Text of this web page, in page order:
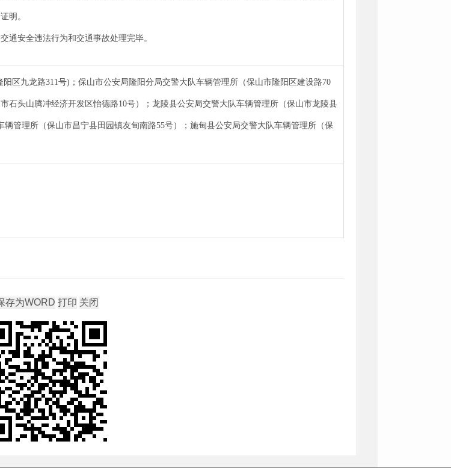
明。
通安全违法行为和交通事故处理完毕。
区九龙路311号)；保山市公安局隆阳分局交警大队车辆管理所（保山市隆阳区建设路70
石头山腾冲经济开发区怡德路10号）；龙陵县公安局交警大队车辆管理所（保山市龙陵县
管理所（保山市昌宁县田园镇友甸南路55号）；施甸县公安局交警大队车辆管理所（保